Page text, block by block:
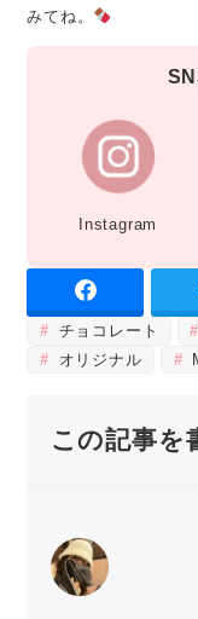
みてね。
Instagram
チョコレート
オリジナル
この記事を